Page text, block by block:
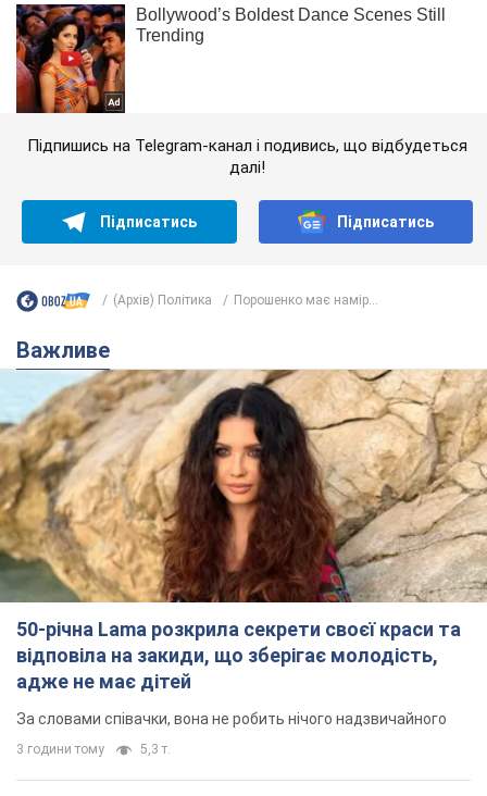
Підпишись на Telegram-канал і подивись, що відбудеться
далі!
Підписатись Підписатись
(Архів) Політика Порошенко має намір...
Важливе
50-річна Lama розкрила секрети своєї краси та
відповіла на закиди, що зберігає молодість,
адже не має дітей
За словами співачки, вона не робить нічого надзвичайного
3 години тому 5,3 т.